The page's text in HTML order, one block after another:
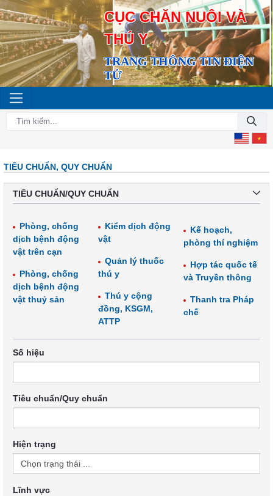
CỤC CHĂN NUÔI VÀ
THÚ Y
TRANG THÔNG TIN ĐIỆN
TỬ
TIÊU CHUẨN, QUY CHUẨN
TIÊU CHUẨN/QUY CHUẨN
Phòng, chống
dịch bệnh động
vật trên cạn
Phòng, chống
dịch bệnh động
vật thuỷ sản
Kiểm dịch động
vật
Quản lý thuốc
thú y
Thú y cộng
đồng, KSGM,
ATTP
Kế hoạch,
phòng thí nghiệm
Hợp tác quốc tế
và Truyền thông
Thanh tra Pháp
chế
Số hiệu
Tiêu chuẩn/Quy chuẩn
Hiện trạng
Lĩnh vực